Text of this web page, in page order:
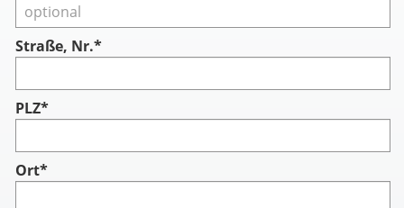
Straße, Nr.*
PLZ*
Ort*